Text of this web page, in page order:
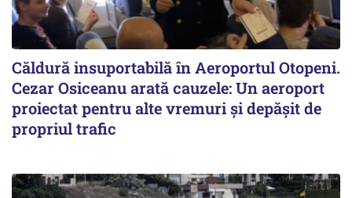
Căldură insuportabilă în Aeroportul Otopeni.
Cezar Osiceanu arată cauzele: Un aeroport
proiectat pentru alte vremuri și depășit de
propriul trafic